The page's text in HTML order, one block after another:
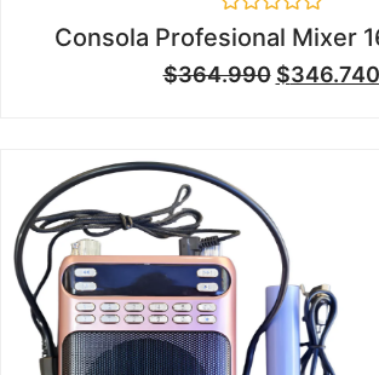
Valorado
en
0
de
Consola Profesional Mixer
$364.990 $346.740